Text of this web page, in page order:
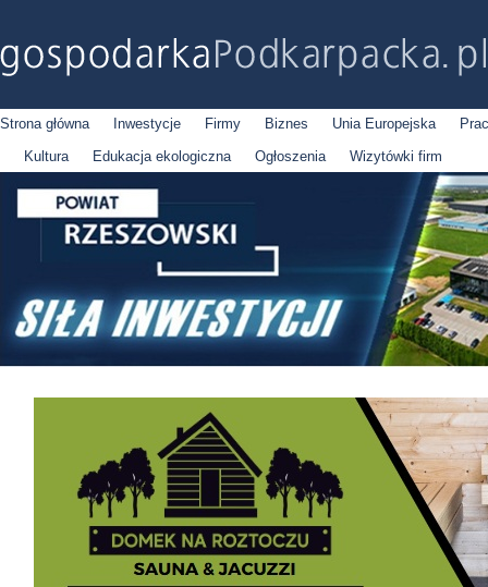
Strona główna Inwestycje Firmy Biznes Unia Europejska
Kultura
Edukacja ekologiczna Ogłoszenia Wizytówki firm